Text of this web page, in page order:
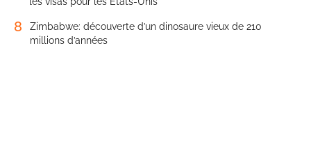
8
Zimbabwe: découverte d’un dinosaure vieux de 210
millions d’années